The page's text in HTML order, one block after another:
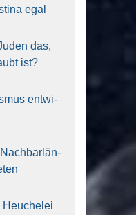
egal
das,
ist?
ent­wi­
Nach­bar­län­
Heu­che­lei